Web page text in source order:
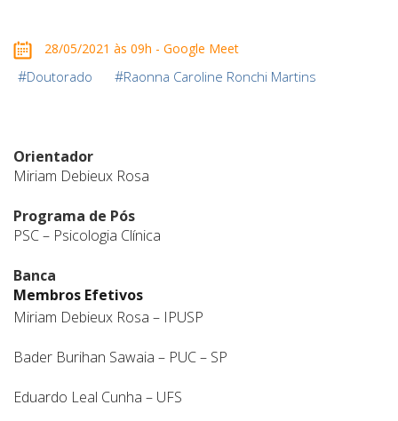
28/05/2021 às 09h - Google Meet
#Doutorado #Raonna Caroline Ronchi Martins
Orientador
Miriam Debieux Rosa
Programa de Pós
PSC – Psicologia Clínica
Banca
Membros Efetivos
Miriam Debieux Rosa – IPUSP
Bader Burihan Sawaia – PUC – SP
Eduardo Leal Cunha – UFS